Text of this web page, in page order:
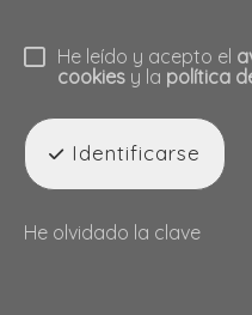
He leído y acepto el
cookies y la política
Identificarse
He olvidado la clave